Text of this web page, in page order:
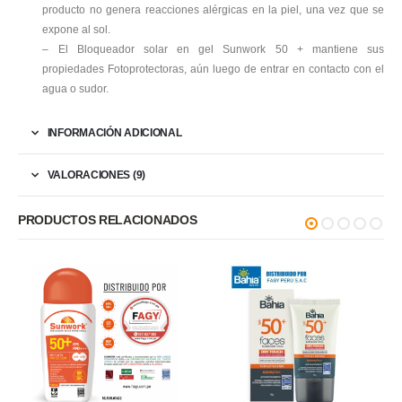
producto no genera reacciones alérgicas en la piel, una vez que se
expone al sol.
– El Bloqueador solar en gel Sunwork 50 + mantiene sus
propiedades Fotoprotectoras, aún luego de entrar en contacto con el
agua o sudor.
INFORMACIÓN ADICIONAL
VALORACIONES (9)
PRODUCTOS RELACIONADOS